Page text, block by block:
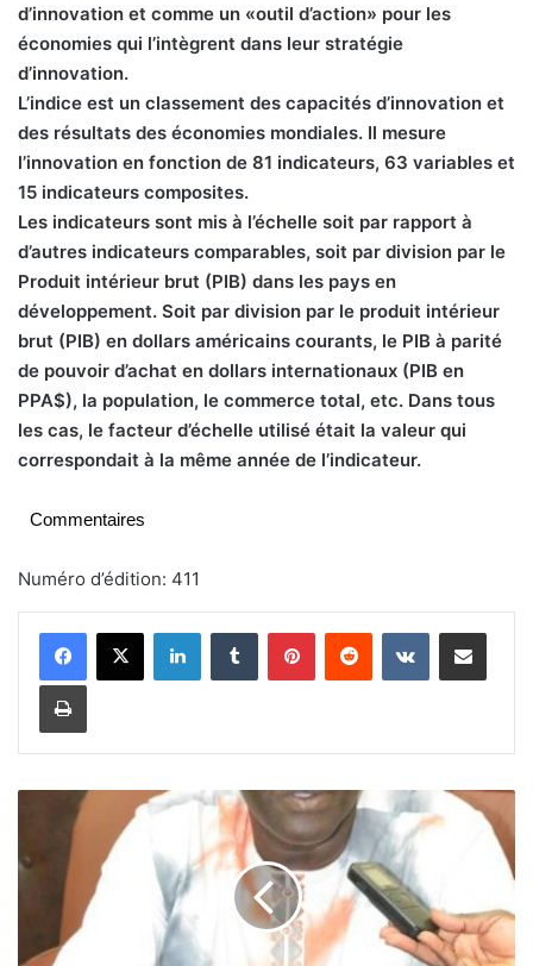
d’innovation et comme un «outil d’action» pour les
économies qui l’intègrent dans leur stratégie
d’innovation.
L’indice est un classement des capacités d’innovation et
des résultats des économies mondiales. Il mesure
l’innovation en fonction de 81 indicateurs, 63 variables et
15 indicateurs composites.
Les indicateurs sont mis à l’échelle soit par rapport à
d’autres indicateurs comparables, soit par division par le
Produit intérieur brut (PIB) dans les pays en
développement. Soit par division par le produit intérieur
brut (PIB) en dollars américains courants, le PIB à parité
de pouvoir d’achat en dollars internationaux (PIB en
PPA$), la population, le commerce total, etc. Dans tous
les cas, le facteur d’échelle utilisé était la valeur qui
correspondait à la même année de l’indicateur.
Commentaires
Numéro d’édition: 411